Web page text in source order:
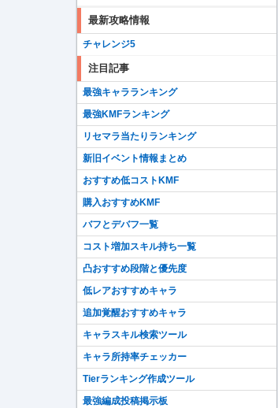
最新攻略情報
チャレンジ5
注目記事
最強キャラランキング
最強KMFランキング
リセマラ当たりランキング
新旧イベント情報まとめ
おすすめ低コストKMF
購入おすすめKMF
バフとデバフ一覧
コスト増加スキル持ち一覧
凸おすすめ段階と優先度
低レアおすすめキャラ
追加覚醒おすすめキャラ
キャラスキル検索ツール
キャラ所持率チェッカー
Tierランキング作成ツール
最強編成投稿掲示板